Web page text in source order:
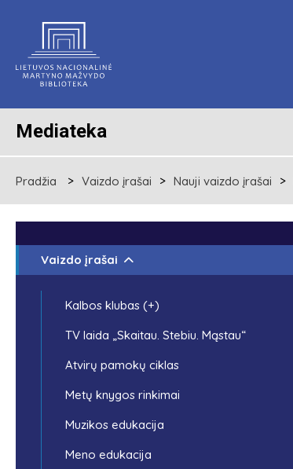
Mediateka
Pradžia Vaizdo įrašai Nauji vaizdo įrašai
Vaizdo įrašai
Kalbos klubas (+)
TV laida „Skaitau. Stebiu. Mąstau“
Atvirų pamokų ciklas
Metų knygos rinkimai
Muzikos edukacija
Meno edukacija